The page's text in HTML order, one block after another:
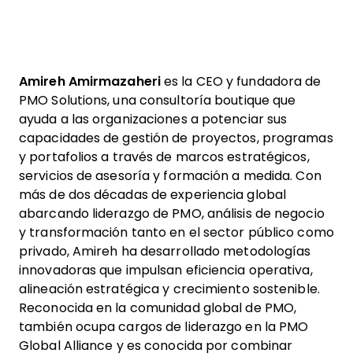
Amireh Amirmazaheries la CEO y fundadora de
PMO Solutions, una consultoría boutique que
ayuda a las organizaciones a potenciar sus
capacidades de gestión de proyectos, programas
y portafolios a través de marcos estratégicos,
servicios de asesoría y formación a medida. Con
más de dos décadas de experiencia global
abarcando liderazgo de PMO, análisis de negocio
y transformación tanto en el sector público como
privado, Amireh ha desarrollado metodologías
innovadoras que impulsan eficiencia operativa,
alineación estratégica y crecimiento sostenible.
Reconocida en la comunidad global de PMO,
también ocupa cargos de liderazgo en la PMO
Global Alliance y es conocida por combinar